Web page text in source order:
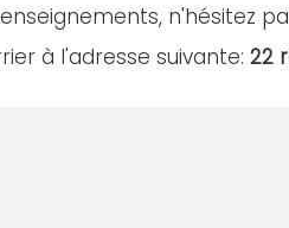
n'hésitez
à l'adresse suivante: 22